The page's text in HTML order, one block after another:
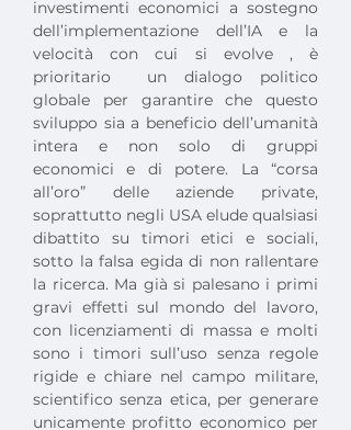
investimenti economici a sostegno
dell’implementazione dell’IA e la
velocità con cui si evolve , è
prioritario  un dialogo politico
globale per garantire che questo
sviluppo sia a beneficio dell’umanità
intera e non solo di gruppi
economici e di potere. La “corsa
all’oro” delle aziende private,
soprattutto negli USA elude qualsiasi
dibattito su timori etici e sociali,
sotto la falsa egida di non rallentare
la ricerca. Ma già si palesano i primi
gravi effetti sul mondo del lavoro,
con licenziamenti di massa e molti
sono i timori sull’uso senza regole
rigide e chiare nel campo militare,
scientifico senza etica, per generare
unicamente profitto economico per